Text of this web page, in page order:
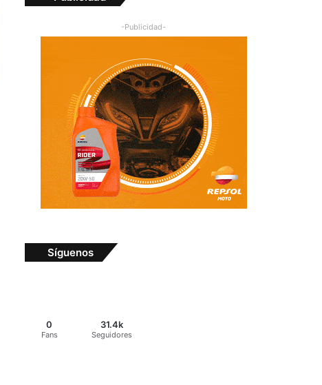
-Publicidad-
Síguenos
0
Fans
31.4k
Seguidores